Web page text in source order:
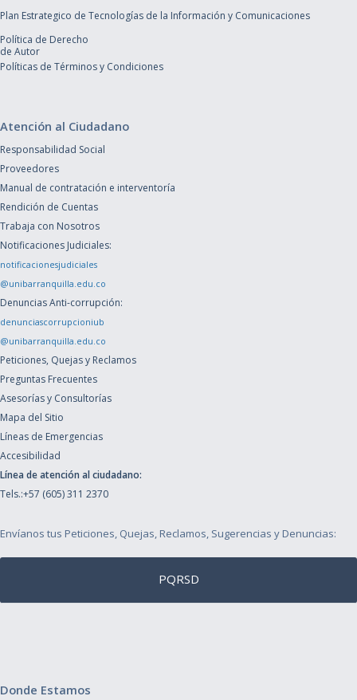
Plan Estrategico de Tecnologías de la Información y Comunicaciones
Política de Derecho
de Autor
Políticas de Términos y Condiciones
Atención al Ciudadano
Responsabilidad Social
Proveedores
Manual de contratación e interventoría
Rendición de Cuentas
Trabaja con Nosotros
Notificaciones Judiciales:
notificacionesjudiciales
@unibarranquilla.edu.co
Denuncias Anti-corrupción:
denunciascorrupcioniub
@unibarranquilla.edu.co
Peticiones, Quejas y Reclamos
Preguntas Frecuentes
Asesorías y Consultorías
Mapa del Sitio
Líneas de Emergencias
Accesibilidad
Línea de atención al ciudadano:
Tels.:+57 (605) 311 2370
Envíanos tus Peticiones, Quejas, Reclamos, Sugerencias y Denuncias:
PQRSD
Donde Estamos